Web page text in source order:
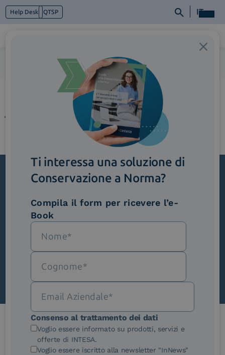
Help Desk QTSP IT
Cosa facciamo
1_Semplificazione-delle-procedure-burocratiche
Novità, iniziative ed eventi dal mondo della
trasformazione digitale.
Scopri InNews
Le nostre certificazioni
Ti interessa una soluzione di
Conservazione a Norma?
Compila il form per ricevere l’e-
Book
Consenso al trattamento dei dati
Voglio essere informato su prodotti, servizi e
offerte di INTESA.
Voglio essere iscritto alla newsletter "InNews"